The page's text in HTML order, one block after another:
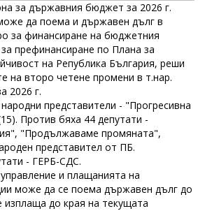
за държавния бюджет за 2026 г.
да поема и държавен дълг в
за финансиране на бюджетния
префинансиране по Плана за
на Република България, реши
на второ четене промени в т.нар.
2026 г.
представители - "Прогресивна
Против бяха 44 депутати -
"Продължаваме промяната",
представител от ПБ.
- ГЕРБ-СДС.
и плащанията на
може да се поема държавен дълг до
изплаща до края на текущата